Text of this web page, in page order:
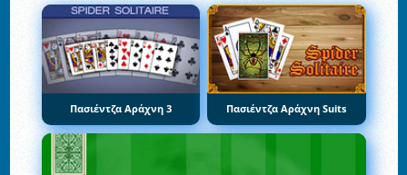
Πασιέντζα Αράχνη 3 Πασιέντζα Αράχνη Suits